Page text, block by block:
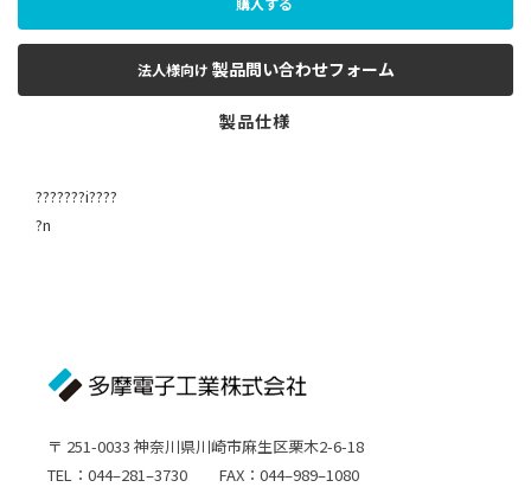
法人様向け 製品問い合わせフォーム
???????i????
?n
〒 251-0033 神奈川県川崎市麻生区栗木2-6-18
TEL：044–281–3730 FAX：044–989–1080